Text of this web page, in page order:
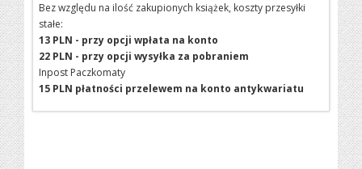
Bez względu na ilość zakupionych książek, koszty przesyłki
stałe:
13 PLN - przy opcji wpłata na konto
22 PLN - przy opcji wysyłka za pobraniem
Inpost Paczkomaty
15 PLN płatności przelewem na konto antykwariatu